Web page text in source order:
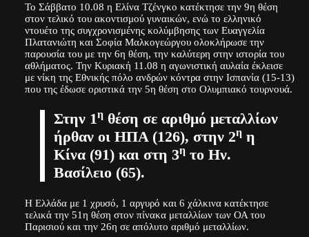
Το Σάββατο 10.08 η Ελίνα Τζένγκο κατέκτησε την 9η θέση
στον τελικό του ακοντισμού γυναικών, ενώ το ελληνικό
ντουέτο της συγχρονισμένης κολύμβησης των Ευαγγελία
Πλατανιώτη και Σοφία Μαλκογεώργου ολοκλήρωσε την
παρουσία του με την 6η θέση, την καλύτερη στην ιστορία του
αθλήματος. Την Κυριακή 11.08 η αγωνιστική αυλαία έκλεισε
με νίκη της Εθνικής πόλο ανδρών κόντρα στην Ισπανία (15-13)
που της έδωσε οριστικά την 5η θέση στο Ολυμπιακό τουρνουά.
Στην 1ηθέση σε αριθμό μεταλλίων
ήρθαν οι ΗΠΑ (126), στην 2ηη
Κίνα (91) και στη 3ητο Ην.
Βασίλειο (65).
Η Ελλάδα με 1 χρυσό, 1 αργυρό και 6 χάλκινα κατέκτησε
τελικά την 51η θέση στον πίνακα μεταλλίων των ΟΑ του
Παρισιού και την 26η σε απόλυτο αριθμό μεταλλίων.